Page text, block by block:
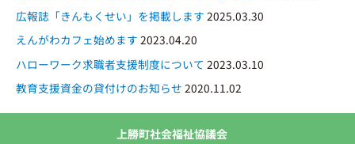
広報誌「きんもくせい」を掲載します 2025.03.30
えんがわカフェ始めます 2023.04.20
ハローワーク求職者支援制度について 2023.03.10
教育支援資金の貸付けのお知らせ 2020.11.02
上勝町社会福祉協議会